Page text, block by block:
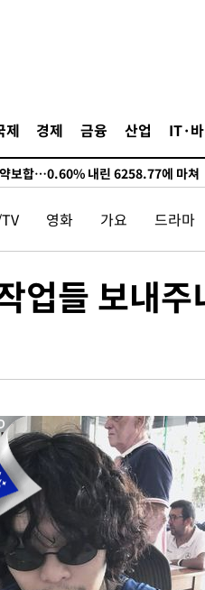
제 경제 금융 산업 IT·
팹에 54조 투자…"AI 메모리 수요 선
자매, 아제르바이잔 투란VC 입단
트(0.36%) 내린 798.81마감
원 내린 1416.1원 마감
용공간 확보' 신용해 前교정본부장
파문…"국민적 공분에 수사 재개"
부위원장에 김태유 서울대 공대 교
수입 27.5%↑…무역총액
임성근, 항소심도 징역 3년
봐주기 감사' 유병호 구속기소
명 돌파, 4053명 발생 1850명 사망
의' 차가원 대표 구속 송치
독 원인은 멕시코산 할라피뇨"-- CDC
도 평택사업장 끼임 사망 관련 압수수
입력' 중앙·서울·경기도 선관위 등
팹에 54조 투자…"AI 메모리 수요 선
자매, 아제르바이잔 투란VC 입단
영화 가요 드라마
업들 보내